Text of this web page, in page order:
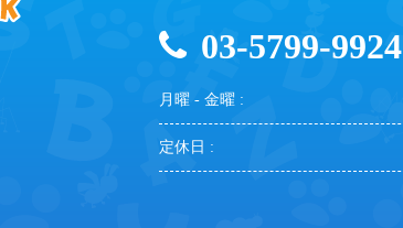
03-5799-9924
月曜 - 金曜 :
定休日 :